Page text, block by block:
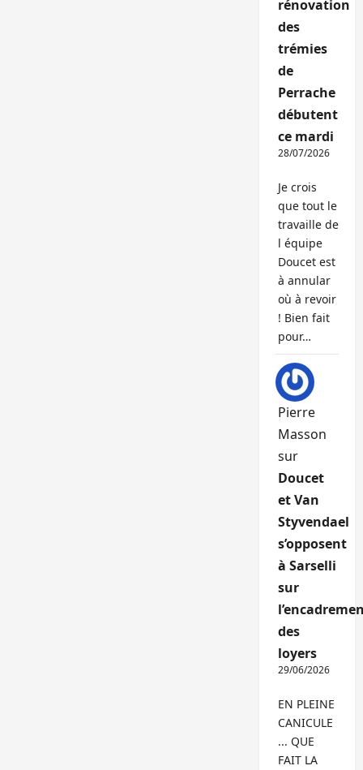
rénovation
des
trémies
de
Perrache
débutent
ce mardi
28/07/2026
Je crois
que tout le
travaille de
l équipe
Doucet est
à annular
où à revoir
! Bien fait
pour…
Pierre
Masson
sur
Doucet
et Van
Styvendael
s’opposent
à Sarselli
sur
des
loyers
29/06/2026
EN PLEINE
CANICULE
... QUE
FAIT LA